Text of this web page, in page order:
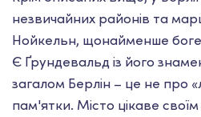
незвичайних районів та
Нойкельн, щонайменше
Є Ґрундевальд із його
загалом Берлін – це не про
пам'ятки. Місто цікаве